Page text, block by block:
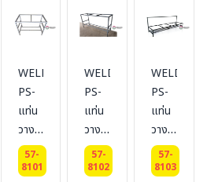
สีบร
1 นิ้ว
สูง 3
เมตร
+
เพลท
ขนาด
สีบร
อนด์
1 นิ้ว
สูง 4
เมตร
+
เพลท
ขนาด
สีบร
อนด์
1 นิ้ว
สูง 5
เมตร
+
เพลท
ขนาด
WELDING-
PS-
แท่น
วาง
ถัง
ขยะ
57-
8101
WELDING-
PS-
แท่น
วาง
ถัง
ขยะ
57-
8102
WELDING-
PS-
แท่น
วาง
ถัง
ขยะ
57-
8103